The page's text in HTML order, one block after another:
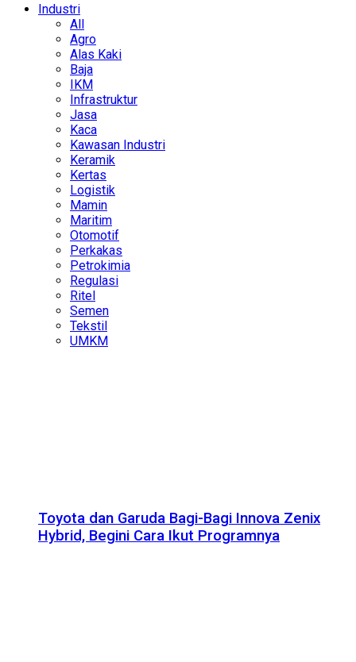
Industri
All
Agro
Alas Kaki
Baja
IKM
Infrastruktur
Jasa
Kaca
Kawasan Industri
Keramik
Kertas
Logistik
Mamin
Maritim
Otomotif
Perkakas
Petrokimia
Regulasi
Ritel
Semen
Tekstil
UMKM
Toyota dan Garuda Bagi-Bagi Innova Zenix
Hybrid, Begini Cara Ikut Programnya